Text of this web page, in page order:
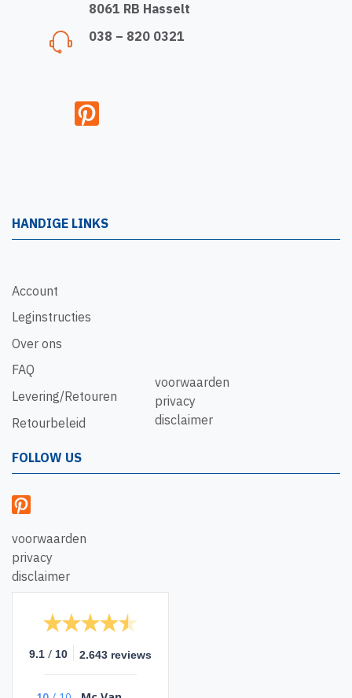
8061 RB Hasselt
038 – 820 0321
HANDIGE LINKS
Account
Leginstructies
Over ons
FAQ
Levering/Retouren
Retourbeleid
voorwaarden
privacy
disclaimer
FOLLOW US
voorwaarden
privacy
disclaimer
9.1 / 10 2.643 reviews